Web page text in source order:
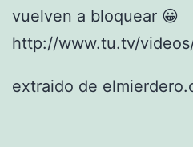
vuelven a bloquear 😀
http://www.tu.tv/
extraido de